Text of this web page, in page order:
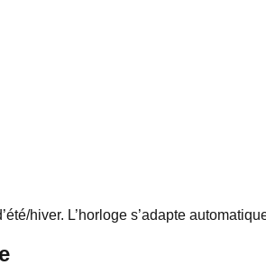
hiver. L’horloge s’adapte